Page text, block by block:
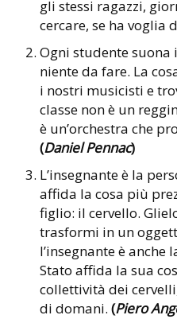
gli stessi ragazzi,
cercare, se ha voglia
Ogni studente suona
niente da fare. La
i nostri musicisti e
classe non è un
è un’orchestra che
(Daniel Pennac)
L’insegnante è la
affida la cosa più
figlio: il cervello.
trasformi in un
l’insegnante è
Stato affida la sua
collettività dei
di domani. (Piero